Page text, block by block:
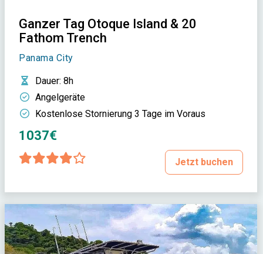
Ganzer Tag Otoque Island & 20
Fathom Trench
Panama City
Dauer: 8h
Angelgeräte
Kostenlose Stornierung 3 Tage im Voraus
1037€
Jetzt buchen